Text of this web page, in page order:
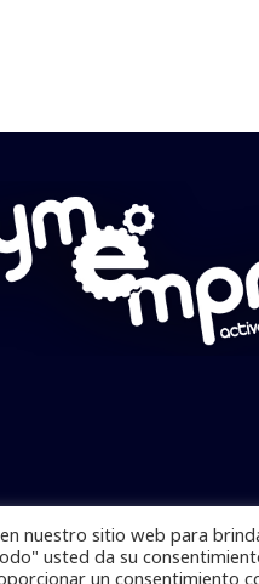
Pymempresario © 2025
nuestro sitio web para
usted da su
un consentimiento